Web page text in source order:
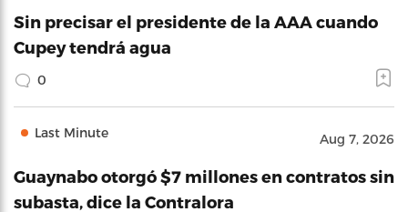
Sin precisar el presidente de la AAA cuando
Cupey tendrá agua
0
Last Minute Aug 7, 2026
Guaynabo otorgó $7 millones en contratos sin
subasta, dice la Contralora